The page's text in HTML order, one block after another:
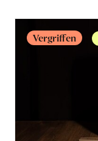
Vergriffen